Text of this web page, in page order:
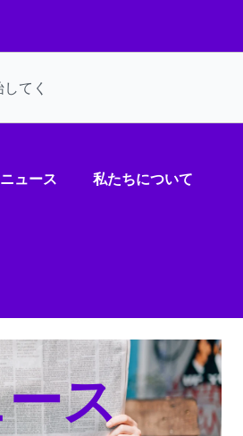
ニュース 私たちについて
ス